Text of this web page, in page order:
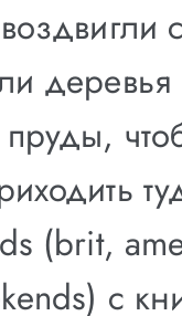
деревья
(brit,
с